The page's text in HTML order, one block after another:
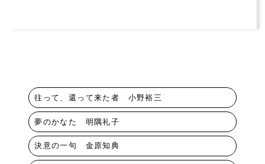
往って、還って来た者 小野裕三
夢のかなた 明隅礼子
決意の一句 金原知典